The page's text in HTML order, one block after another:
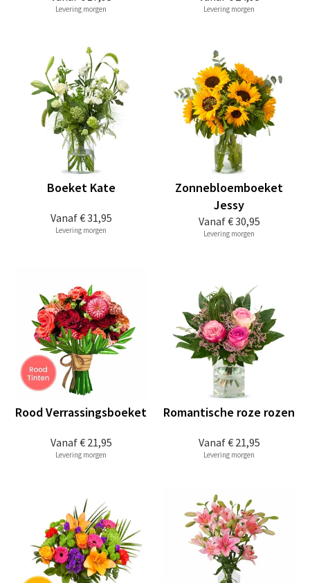
Levering morgen Levering morgen
Vanaf€ 31,95
Boeket Kate
Levering morgen
Vanaf€ 30,95
Zonnebloemboeket
Jessy
Levering morgen
Vanaf€ 21,95
Rood Verrassingsboeket
Levering morgen
Vanaf€ 21,95
Romantische roze rozen
Levering morgen